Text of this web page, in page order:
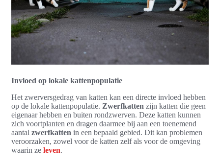
Invloed op lokale kattenpopulatie
Het zwerversgedrag van katten kan een directe invloed hebben
op de lokale kattenpopulatie. Zwerfkatten zijn katten die geen
eigenaar hebben en buiten rondzwerven. Deze katten kunnen
zich voortplanten en dragen daarmee bij aan een toenemend
aantal zwerfkatten in een bepaald gebied. Dit kan problemen
veroorzaken, zowel voor de katten zelf als voor de omgeving
waarin ze leven.